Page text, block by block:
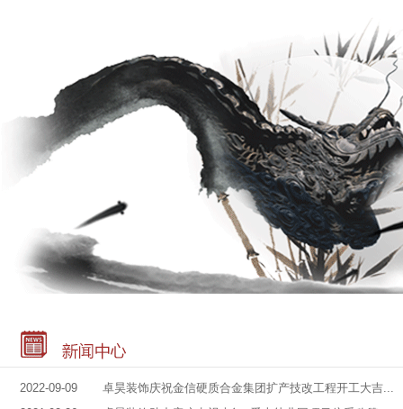
2022-09-09 卓昊装饰庆祝金信硬质合金集团扩产技改工程开工大吉...